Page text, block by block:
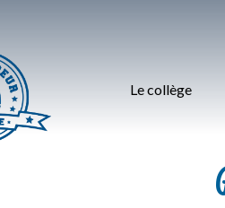
Le collège